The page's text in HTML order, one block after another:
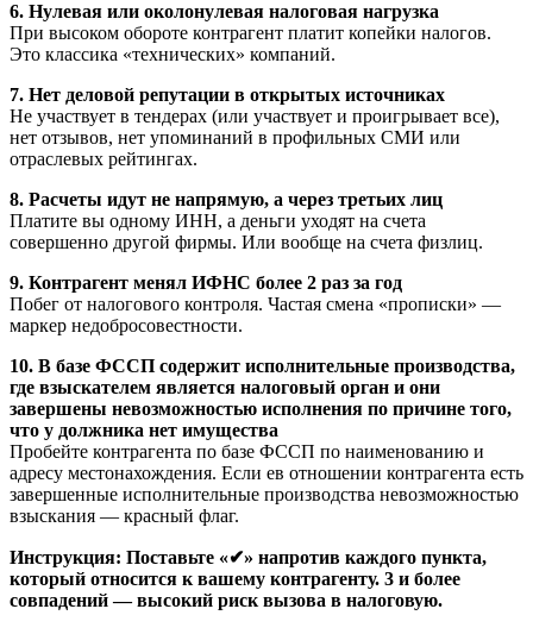
6. Нулевая или околонулевая налоговая нагрузка
При высоком обороте контрагент платит копейки налогов.
Это классика «технических» компаний.
7. Нет деловой репутации в открытых источниках
Не участвует в тендерах (или участвует и проигрывает все),
нет отзывов, нет упоминаний в профильных СМИ или
отраслевых рейтингах.
8. Расчеты идут не напрямую, а через третьих лиц
Платите вы одному ИНН, а деньги уходят на счета
совершенно другой фирмы. Или вообще на счета физлиц.
9. Контрагент менял ИФНС более 2 раз за год
Побег от налогового контроля. Частая смена «прописки» —
маркер недобросовестности.
10. В базе ФССП содержит исполнительные производства,
где взыскателем является налоговый орган и они
завершены невозможностью исполнения по причине того,
что у должника нет имущества
Пробейте контрагента по базе ФССП по наименованию и
адресу местонахождения. Если ев отношении контрагента есть
завершенные исполнительные производства невозможностью
взыскания — красный флаг.
Инструкция: Поставьте «✔» напротив каждого пункта,
который относится к вашему контрагенту. 3 и более
совпадений — высокий риск вызова в налоговую.